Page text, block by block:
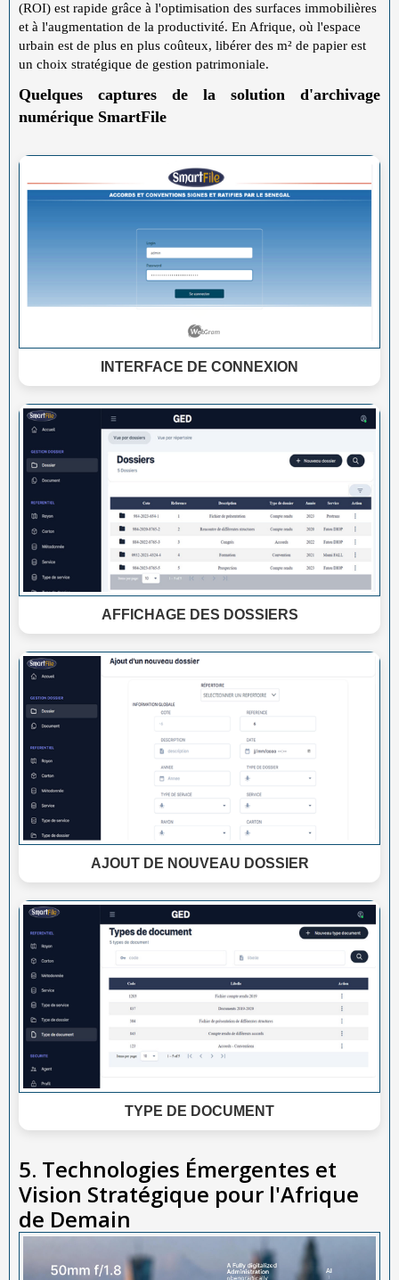
(ROI) est rapide grâce à l'optimisation des surfaces immobilières
et à l'augmentation de la productivité. En Afrique, où l'espace
urbain est de plus en plus coûteux, libérer des m² de papier est
un choix stratégique de gestion patrimoniale.
Quelques captures de la solution d'archivage
numérique SmartFile
INTERFACE DE CONNEXION
AFFICHAGE DES DOSSIERS
AJOUT DE NOUVEAU DOSSIER
TYPE DE DOCUMENT
5. Technologies Émergentes et
Vision Stratégique pour l'Afrique
de Demain